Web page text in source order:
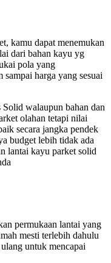
kamu dapat menemukan
dari bahan kayu yg
pola yang
harga yang sesuai
walaupun bahan dan
olahan tetapi nilai
secara jangka pendek
budget lebih tidak ada
lantai kayu parket solid
permukaan lantai yang
mesti terlebih dahulu
untuk mencapai